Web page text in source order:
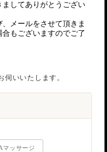
してありがとうござい
メールをさせて頂きま
もございますのでご了
伺いいたします。
マッサージ